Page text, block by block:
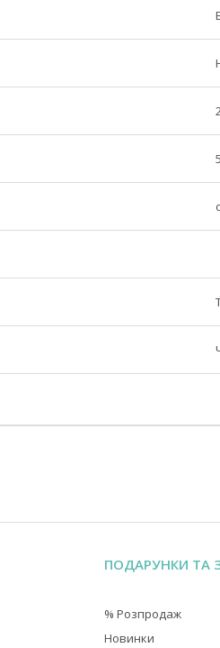
ПОДАРУНКИ ТА
% Розпродаж
Новинки